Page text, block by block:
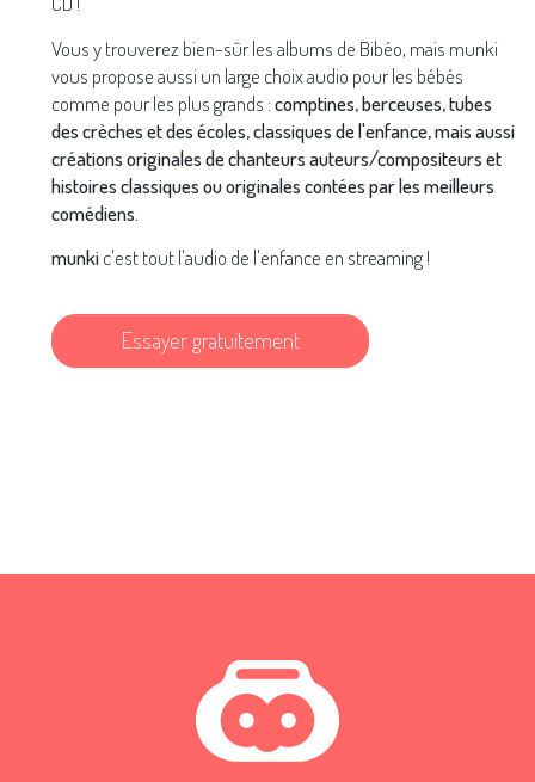
Vous y trouverez bien-sûr les albums de Bibéo, mais munki
vous propose aussi un large choix audio pour les bébés
comme pour les plus grands :comptines, berceuses, tubes
des crèches et des écoles, classiques de l'enfance, mais aussi
créations originales de chanteurs auteurs/compositeurs et
histoires classiques ou originales contées par les meilleurs
comédiens.
munkic'est tout l'audio de l'enfance en streaming !
Essayer gratuitement